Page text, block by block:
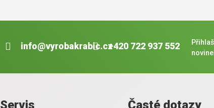
info@vyrobakrabic.cz+420 722 937 552
Servis Časté dotazy